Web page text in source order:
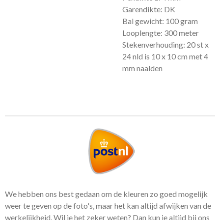
Garendikte: DK
Bal gewicht: 100 gram
Looplengte: 300 meter
Stekenverhouding: 20 st x
24 nld is 10 x 10 cm met 4
mm naalden
We hebben ons best gedaan om de kleuren zo goed mogelijk
weer te geven op de foto's, maar het kan altijd afwijken van de
werkelijkheid. Wil je het zeker weten? Dan kun je altijd bij ons